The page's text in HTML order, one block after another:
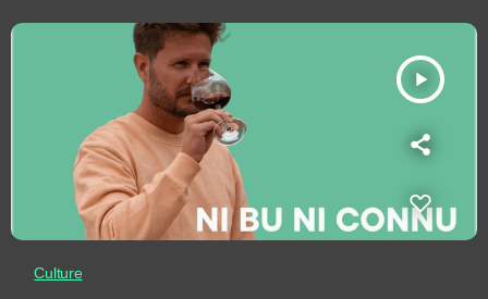
play_arrow
Culture